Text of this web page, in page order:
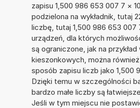
zapisu 1,500 986 653 007 7 × 10
podzielona na wykładnik, tutaj
liczbę, tutaj 1,500 986 653 007
urządzeń, dla których
są ograniczone, jak na
kieszonkowych, można
sposób zapisu liczb jako 1,500
Dzięki temu w szczególności
bardzo małe liczby są
Jeśli w tym miejscu nie